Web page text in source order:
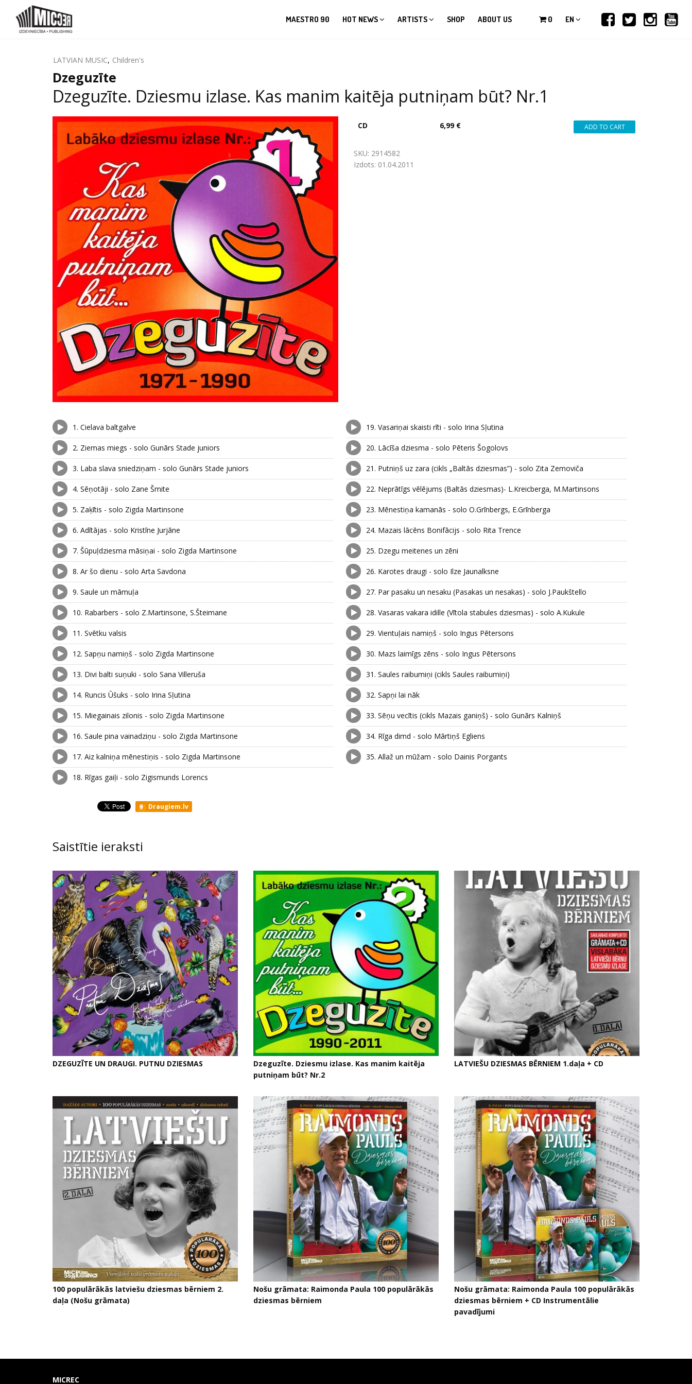
MAESTRO 90 HOT NEWS ARTISTS SHOP ABOUT US 0 EN
LATVIAN MUSIC, Children's
Dzeguzīte
Dzeguzīte. Dziesmu izlase. Kas manim kaitēja putniņam būt? Nr.1
CD 6,99 €
SKU: 2914582
Izdots: 01.04.2011
1. Cielava baltgalve
2. Ziemas miegs - solo Gunārs Stade juniors
3. Laba slava sniedziņam - solo Gunārs Stade juniors
4. Sēņotāji - solo Zane Šmite
5. Zaķītis - solo Zigda Martinsone
6. Adītājas - solo Kristīne Jurjāne
7. Šūpuļdziesma māsiņai - solo Zigda Martinsone
8. Ar šo dienu - solo Arta Savdona
9. Saule un māmuļa
10. Rabarbers - solo Z.Martinsone, S.Šteimane
11. Svētku valsis
12. Sapņu namiņš - solo Zigda Martinsone
13. Divi balti suņuki - solo Sana Villeruša
14. Runcis Ūšuks - solo Irina Sļutina
15. Miegainais zilonis - solo Zigda Martinsone
16. Saule pina vainadziņu - solo Zigda Martinsone
17. Aiz kalniņa mēnestiņis - solo Zigda Martinsone
18. Rīgas gaiļi - solo Zigismunds Lorencs
19. Vasariņai skaisti rīti - solo Irina Sļutina
20. Lācīša dziesma - solo Pēteris Šogolovs
21. Putniņš uz zara (cikls „Baltās dziesmas”) - solo Zita Zemoviča
22. Neprātīgs vēlējums (Baltās dziesmas)- L.Kreicberga, M.Martinsons
23. Mēnestiņa kamanās - solo O.Grīnbergs, E.Grīnberga
24. Mazais lācēns Bonifācijs - solo Rita Trence
25. Dzegu meitenes un zēni
26. Karotes draugi - solo Ilze Jaunalksne
27. Par pasaku un nesaku (Pasakas un nesakas) - solo J.Paukštello
28. Vasaras vakara idille (Vītola stabules dziesmas) - solo A.Kukule
29. Vientuļais namiņš - solo Ingus Pētersons
30. Mazs laimīgs zēns - solo Ingus Pētersons
31. Saules raibumiņi (cikls Saules raibumiņi)
32. Sapņi lai nāk
33. Sēņu vecītis (cikls Mazais ganiņš) - solo Gunārs Kalniņš
34. Rīga dimd - solo Mārtiņš Egliens
35. Allaž un mūžam - solo Dainis Porgants
Draugiem.lv
Saistītie ieraksti
DZEGUZĪTE UN DRAUGI. PUTNU DZIESMAS
Dzeguzīte. Dziesmu izlase. Kas manim kaitēja
putniņam būt? Nr.2
LATVIEŠU DZIESMAS BĒRNIEM 1.daļa + CD
100 populārākās latviešu dziesmas bērniem 2.
daļa (Nošu grāmata)
Nošu grāmata: Raimonda Paula 100 populārākās
dziesmas bērniem
Nošu grāmata: Raimonda Paula 100 populārākās
dziesmas bērniem + CD Instrumentālie
pavadījumi
MICREC